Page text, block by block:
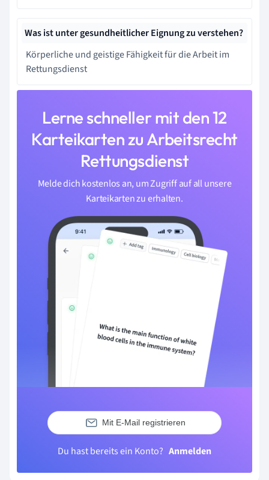
Was ist unter gesundheitlicher Eignung zu verstehen?
Körperliche und geistige Fähigkeit für die Arbeit im
Rettungsdienst
Lerne schneller mit den 12
Karteikarten zu Arbeitsrecht
Rettungsdienst
Melde dich kostenlos an, um Zugriff auf all unsere
Karteikarten zu erhalten.
Mit E-Mail registrieren
Du hast bereits ein Konto? Anmelden